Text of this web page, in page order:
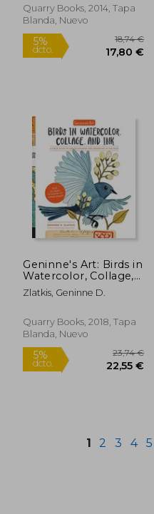
dcto. 22,55 €
Drawing on Location
(1) (Urban Sketching
Inglés)
Quarry Books, 2014, Tapa
Blanda, Nuevo
Geninne's Art: Birds in
Watercolor, Collage,
and Ink: A Field Guide
to art Techniques and
(Gennies Art) (en
Inglés)
Zlatkis, Geninne D.
Quarry Books, 2018, Tapa
Blanda, Nuevo
1 2 3 4 5